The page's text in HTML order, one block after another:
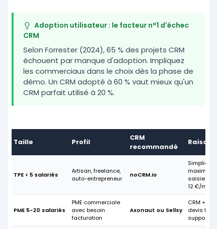
Adoption utilisateur : le facteur n°1 d'échec
CRM
Selon Forrester (2024), 65 % des projets CRM
échouent par manque d'adoption. Impliquez
les commerciaux dans le choix dès la phase de
démo. Un CRM adopté à 60 % vaut mieux qu'un
CRM parfait utilisé à 20 %.
Taille Profil
CRM
recommandé
Raison
TPE < 5 salariés
Artisan, freelance,
auto-entrepreneur
noCRM.io
Simplicité
saisie
12 €/mois
PME 5-20 salariés
PME commerciale
avec besoin
facturation
Axonaut ou Sellsy
CRM +
devis
support